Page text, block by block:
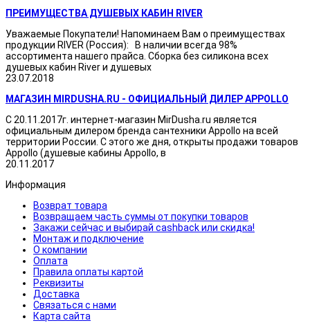
ПРЕИМУЩЕСТВА ДУШЕВЫХ КАБИН RIVER
Уважаемые Покупатели! Напоминаем Вам о преимуществах
продукции RIVER (Россия): В наличии всегда 98%
ассортимента нашего прайса. Сборка без силикона всех
душевых кабин River и душевых
23.07.2018
МАГАЗИН MIRDUSHA.RU - ОФИЦИАЛЬНЫЙ ДИЛЕР APPOLLO
С 20.11.2017г. интернет-магазин MirDusha.ru является
официальным дилером бренда сантехники Appollo на всей
территории России. С этого же дня, открыты продажи товаров
Appollo (душевые кабины Appollo, в
20.11.2017
Информация
Возврат товара
Возвращаем часть суммы от покупки товаров
Закажи сейчас и выбирай cashback или скидка!
Монтаж и подключение
О компании
Оплата
Правила оплаты картой
Реквизиты
Доставка
Связаться с нами
Карта сайта